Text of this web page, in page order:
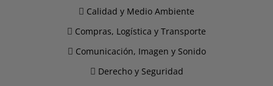
Calidad y Medio Ambiente
Compras, Logística y Transporte
Comunicación, Imagen y Sonido
Derecho y Seguridad